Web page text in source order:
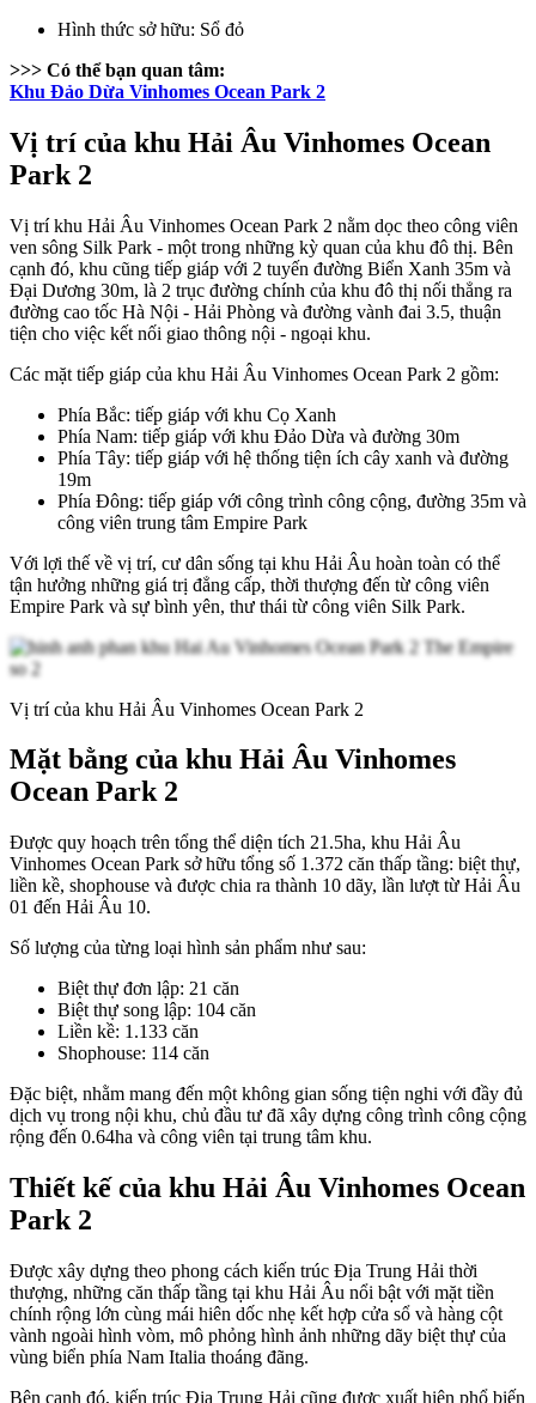
Hình thức sở hữu: Sổ đỏ
>>> Có thể bạn quan tâm:
Khu Đảo Dừa Vinhomes Ocean Park 2
Vị trí của khu Hải Âu Vinhomes Ocean
Park 2
Vị trí khu Hải Âu Vinhomes Ocean Park 2 nằm dọc theo công viên
ven sông Silk Park - một trong những kỳ quan của khu đô thị. Bên
cạnh đó, khu cũng tiếp giáp với 2 tuyến đường Biển Xanh 35m và
Đại Dương 30m, là 2 trục đường chính của khu đô thị nối thẳng ra
đường cao tốc Hà Nội - Hải Phòng và đường vành đai 3.5, thuận
tiện cho việc kết nối giao thông nội - ngoại khu.
Các mặt tiếp giáp của khu Hải Âu Vinhomes Ocean Park 2 gồm:
Phía Bắc: tiếp giáp với khu Cọ Xanh
Phía Nam: tiếp giáp với khu Đảo Dừa và đường 30m
Phía Tây: tiếp giáp với hệ thống tiện ích cây xanh và đường
19m
Phía Đông: tiếp giáp với công trình công cộng, đường 35m và
công viên trung tâm Empire Park
Với lợi thế về vị trí, cư dân sống tại khu Hải Âu hoàn toàn có thể
tận hưởng những giá trị đẳng cấp, thời thượng đến từ công viên
Empire Park và sự bình yên, thư thái từ công viên Silk Park.
Vị trí của khu Hải Âu Vinhomes Ocean Park 2
Mặt bằng của khu Hải Âu Vinhomes
Ocean Park 2
Được quy hoạch trên tổng thể diện tích 21.5ha, khu Hải Âu
Vinhomes Ocean Park sở hữu tổng số 1.372 căn thấp tầng: biệt thự,
liền kề, shophouse và được chia ra thành 10 dãy, lần lượt từ Hải Âu
01 đến Hải Âu 10.
Số lượng của từng loại hình sản phẩm như sau:
Biệt thự đơn lập: 21 căn
Biệt thự song lập: 104 căn
Liền kề: 1.133 căn
Shophouse: 114 căn
Đặc biệt, nhằm mang đến một không gian sống tiện nghi với đầy đủ
dịch vụ trong nội khu, chủ đầu tư đã xây dựng công trình công cộng
rộng đến 0.64ha và công viên tại trung tâm khu.
Thiết kế của khu Hải Âu Vinhomes Ocean
Park 2
Được xây dựng theo phong cách kiến trúc Địa Trung Hải thời
thượng, những căn thấp tầng tại khu Hải Âu nổi bật với mặt tiền
chính rộng lớn cùng mái hiên dốc nhẹ kết hợp cửa sổ và hàng cột
vành ngoài hình vòm, mô phỏng hình ảnh những dãy biệt thự của
vùng biển phía Nam Italia thoáng đãng.
Bên cạnh đó, kiến trúc Địa Trung Hải cũng được xuất hiện phổ biến